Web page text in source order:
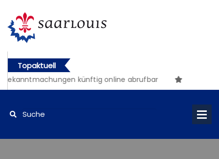
Topaktuell
künftig online abrufbar